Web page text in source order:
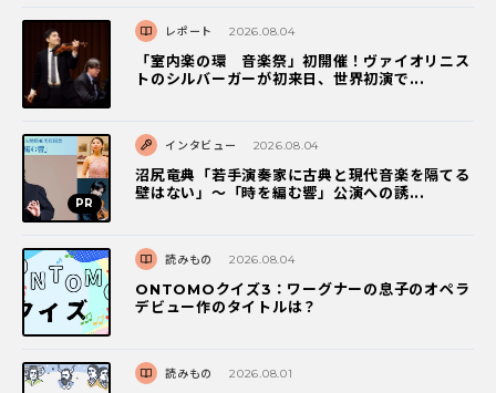
レポート 2026.08.04
「室内楽の環 音楽祭」初開催！ヴァイオリニス
トのシルバーガーが初来日、世界初演で...
インタビュー 2026.08.04
沼尻竜典「若手演奏家に古典と現代音楽を隔てる
壁はない」～「時を編む響」公演への誘...
読みもの 2026.08.04
ONTOMOクイズ3：ワーグナーの息子のオペラ
デビュー作のタイトルは？
読みもの 2026.08.01